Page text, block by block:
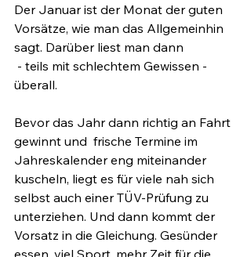
Der Januar ist der Monat der guten
Vorsätze, wie man das Allgemeinhin
sagt. Darüber liest man dann
überall.
Bevor das Jahr dann richtig an Fahrt
gewinnt und  frische Termine im
Jahreskalender eng miteinander
kuscheln, liegt es für viele nah sich
selbst auch einer TÜV-Prüfung zu
unterziehen. Und dann kommt der
Vorsatz in die Gleichung. Gesünder